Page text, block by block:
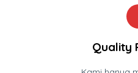
Quality